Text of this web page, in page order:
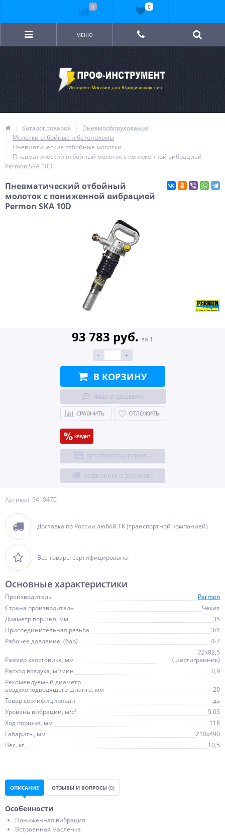
МЕНЮ
Каталог товаров
Пневмооборудование
Молотки отбойные и бетоноломы
Пневматические отбойные молотки
Пневматический отбойный молоток с пониженной вибрацией
Permon SKA 10D
Пневматический отбойный
молоток с пониженной вибрацией
Permon SKA 10D
Артикул: 9410470
Доставка по России любой ТК (транспортной компанией)
Все товары сертифицированы
93 783 руб. за 1
-
+
В КОРЗИНУ
НАШЛИ ДЕШЕВЛЕ?
СРАВНИТЬ ОТЛОЖИТЬ
ВСЕ СПОСОБЫ ОПЛАТЫ
ПОДРОБНЕЕ О ДОСТАВКЕ
Основные характеристики
Производитель
Permon
Страна производитель
Чехия
Диаметр поршня, мм
35
Присоединительная резьба
3/4
Рабочее давление, (бар)
4-7
Размер хвостовика, мм
22х82,5
(шестигранник)
Расход воздуха, м³/мин
0,9
Рекомендуемый диаметр
воздухоподводящего шланга, мм
20
Товар сертифицирован
да
Уровень вибрации, м/с²
5,05
Ход поршня, мм
118
Габариты, мм
210х490
Вес, кг
10,5
ОПИСАНИЕ ОТЗЫВЫ И ВОПРОСЫ (0)
Особенности
Пониженная вибрация
Встроенная масленка
0 0